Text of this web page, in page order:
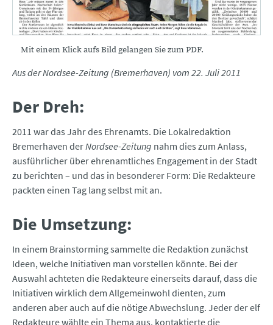
Mit einem Klick aufs Bild gelangen Sie zum PDF.
Aus der Nordsee-Zeitung (Bremerhaven) vom 22. Juli 2011
Der Dreh:
2011 war das Jahr des Ehrenamts. Die Lokalredaktion
Bremerhaven derNordsee-Zeitung nahm dies zum Anlass,
ausführlicher über ehrenamtliches Engagement in der Stadt
zu berichten – und das in besonderer Form: Die Redakteure
packten einen Tag lang selbst mit an.
Die Umsetzung:
In einem Brainstorming sammelte die Redaktion zunächst
Ideen, welche Initiativen man vorstellen könnte. Bei der
Auswahl achteten die Redakteure einerseits darauf, dass die
Initiativen wirklich dem Allgemeinwohl dienten, zum
anderen aber auch auf die nötige Abwechslung. Jeder der elf
Redakteure wählte ein Thema aus, kontaktierte die